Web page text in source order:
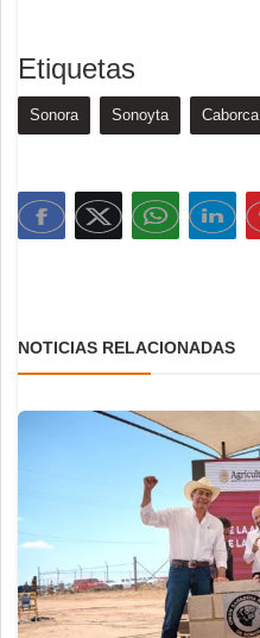
Etiquetas
Sonora Sonoyta Caborca
NOTICIAS RELACIONADAS